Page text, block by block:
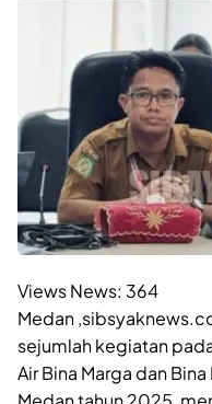
Views News: 364
Medan
sejumlah kegiatan
Air Bina Marga dan